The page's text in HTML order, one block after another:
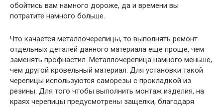
обойтись вам намного дороже, да и времени вы
потратите намного больше.
Что качается металлочерепицы, то выполнять ремонт
отдельных деталей данного материала еще проще, чем
заменять профнастил. Металлочерепица намного меньше,
чем другой кровельный материал. Для установки такой
черепицы используются саморезы с прокладкой из
резины. Для того чтобы выполнить монтаж изделия, на
краях черепицы предусмотрены защелки, благодаря